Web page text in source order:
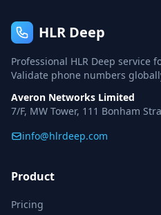
HLR Deep
Professional HLR Deep service
Validate phone numbers
Averon Networks Limited
7/F, MW Tower, 111 Bonham
info@hlrdeep.com
Product
Pricing